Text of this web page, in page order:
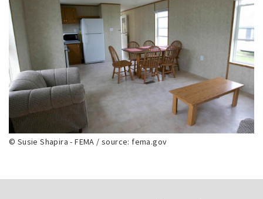
© Susie Shapira - FEMA / source: fema.gov